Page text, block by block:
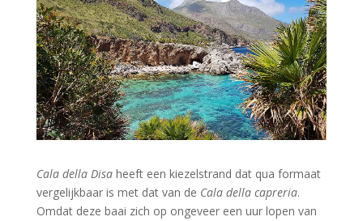
Cala della Disaheeft een kiezelstrand dat qua formaat
vergelijkbaar is met dat van de Cala della capreria.
Omdat deze baai zich op ongeveer een uur lopen van